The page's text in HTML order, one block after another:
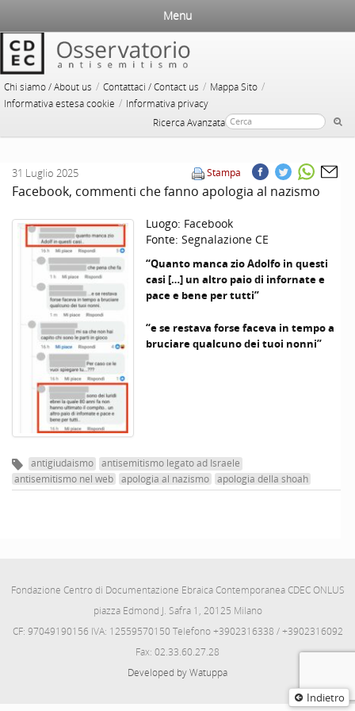
Chi siamo / About us / Contattaci / Contact us / Mappa Sito /
Informativa estesa cookie / Informativa privacy
Ricerca Avanzata
Menu
Indietro
Stampa
31 Luglio 2025
Facebook, commenti che fanno apologia al nazismo
Luogo: Facebook
Fonte: Segnalazione CE
“Quanto manca zio Adolfo in questi
casi […] un altro paio di infornate e
pace e bene per tutti”
“e se restava forse faceva in tempo a
bruciare qualcuno dei tuoi nonni”
antigiudaismo
antisemitismo legato ad Israele
antisemitismo nel web
apologia al nazismo apologia della shoah
Fondazione Centro di Documentazione Ebraica Contemporanea CDEC ONLUS
piazza Edmond J. Safra 1, 20125 Milano
CF: 97049190156 IVA: 12559570150 Telefono +3902316338 / +3902316092
Fax: 02.33.60.27.28
Developed by Watuppa